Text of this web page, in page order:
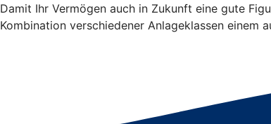
Damit Ihr Vermögen auch in Zukunft eine gute
Kombination verschiedener Anlageklassen einem